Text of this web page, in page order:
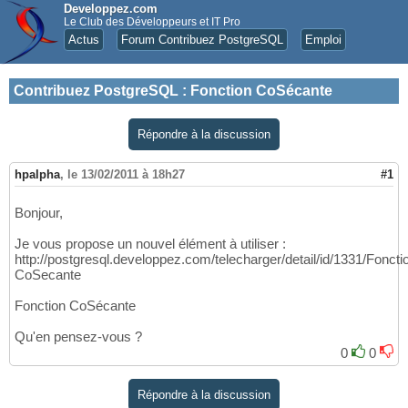
Developpez.com
Le Club des Développeurs et IT Pro
Actus Forum Contribuez PostgreSQL Emploi
Contribuez PostgreSQL : Fonction CoSécante
Répondre à la discussion
hpalpha, le 13/02/2011 à 18h27 #1
Bonjour,
Je vous propose un nouvel élément à utiliser :
http://postgresql.developpez.com/telecharger/detail/id/1331/
CoSecante
Fonction CoSécante
Qu'en pensez-vous ?
0
0
Répondre à la discussion